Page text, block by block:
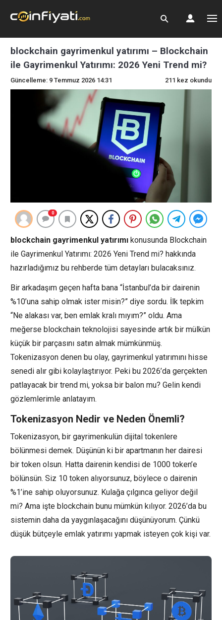
blockchain gayrimenkul yatırımı – Blockchain
ile Gayrimenkul Yatırımı: 2026 Yeni Trend mi?
Güncelleme: 9 Temmuz 2026 14:31 211 kez okundu
0
blockchain gayrimenkul yatırımı konusunda Blockchain
ile Gayrimenkul Yatırımı: 2026 Yeni Trend mi? hakkında
hazırladığımız bu rehberde tüm detayları bulacaksınız.
Bir arkadaşım geçen hafta bana “İstanbul’da bir dairenin
%10’una sahip olmak ister misin?” diye sordu. İlk tepkim
“Ne alakası var, ben emlak kralı mıyım?” oldu. Ama
meğerse blockchain teknolojisi sayesinde artık bir mülkün
küçük bir parçasını satın almak mümkünmüş.
Tokenizasyon denen bu olay, gayrimenkul yatırımını hisse
senedi alır gibi kolaylaştırıyor. Peki bu 2026’da gerçekten
patlayacak bir trend mi, yoksa bir balon mu? Gelin kendi
gözlemlerimle anlatayım.
Tokenizasyon Nedir ve Neden Önemli?
Tokenizasyon, bir gayrimenkulün dijital tokenlere
bölünmesi demek. Düşünün ki bir apartmanın her dairesi
bir token olsun. Hatta dairenin kendisi de 1000 token’e
bölünsün. Siz 10 token alıyorsunuz, böylece o dairenin
%1’ine sahip oluyorsunuz. Kulağa çılgınca geliyor değil
mi? Ama işte blockchain bunu mümkün kılıyor. 2026’da bu
sistemin daha da yaygınlaşacağını düşünüyorum. Çünkü
düşük bütçeyle emlak yatırımı yapmak isteyen çok kişi var.